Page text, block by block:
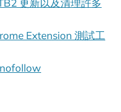
更新以及清理許多
Extension 測試工